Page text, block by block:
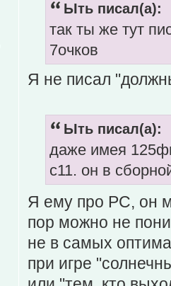
Ыть писал(а):
так ты же тут
7очков
Я не писал
Ыть писал(а):
даже имея
с11. он в
Я ему про РС, он
пор можно не
не в самых
при игре